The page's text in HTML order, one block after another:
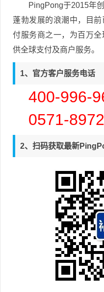
PingPong于2015年
蓬勃发展的浪潮中，目
付服务商之一，为百万
供全球支付及商户服务。
1、官方客户服务电话
400-996-
0571-
2、扫码获取最新